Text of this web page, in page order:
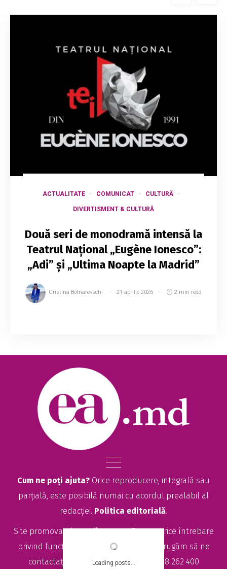
Loading posts...
ACTUALITATE COMUNICAT CULTURĂ
DIVERTISMENT & CULTURĂ
Două seri de monodramă intensă la
Teatrul Național „Eugène Ionesco”:
„Adi” și „Ultima Noapte la Madrid”
Cristina Botnarevschi 21 aprilie 2026 2 min read
monodrame care explorează destine marcante
și emoții...
Cum ne poți ajuta? Orice reproducere, integrală sau
parțială, este posibilă numai cu acordul prealabil al
redacției. Politica editorială.
Site promovat deseolitte.com. Pentru orice întrebare
privind funcționarea site-ului EA.md, vă rugăm să ne
contactați la
sales@ea.mdsau +373 78 262 400